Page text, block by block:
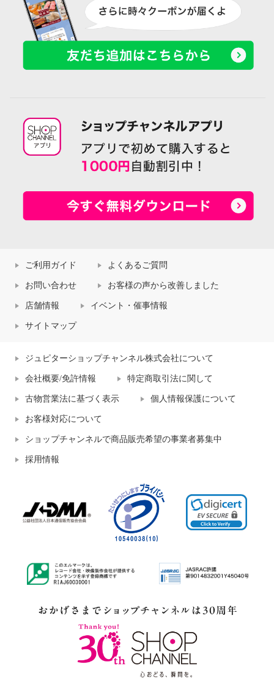
ご利用ガイド よくあるご質問
お問い合わせ お客様の声から改善しました
店舗情報 イベント・催事情報
サイトマップ
ジュピターショップチャンネル株式会社について
会社概要/免許情報 特定商取引法に関して
古物営業法に基づく表示 個人情報保護について
お客様対応について
ショップチャンネルで商品販売希望の事業者募集中
採用情報